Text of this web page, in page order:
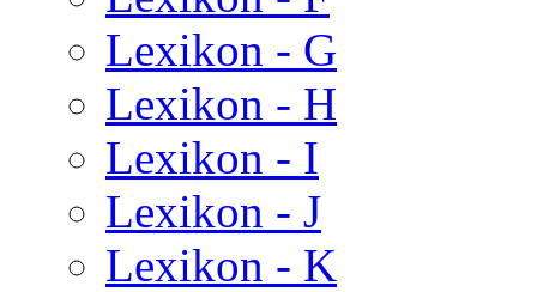
Lexikon - G
Lexikon - H
Lexikon - I
Lexikon - J
Lexikon - K